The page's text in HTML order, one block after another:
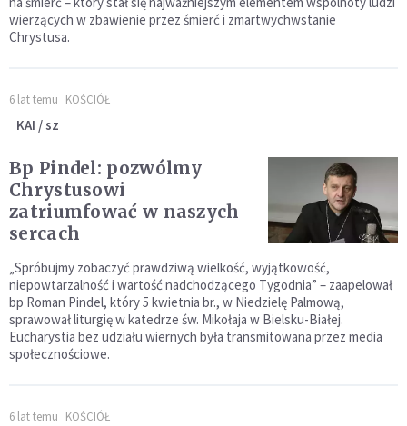
wierzących w zbawienie przez śmierć i zmartwychwstanie
Chrystusa.
6 lat temu KOŚCIÓŁ
KAI / sz
Bp Pindel: pozwólmy
Chrystusowi
zatriumfować w naszych
sercach
„Spróbujmy zobaczyć prawdziwą wielkość, wyjątkowość,
niepowtarzalność i wartość nadchodzącego Tygodnia” – zaapelował
bp Roman Pindel, który 5 kwietnia br., w Niedzielę Palmową,
sprawował liturgię w katedrze św. Mikołaja w Bielsku-Białej.
Eucharystia bez udziału wiernych była transmitowana przez media
społecznościowe.
6 lat temu KOŚCIÓŁ